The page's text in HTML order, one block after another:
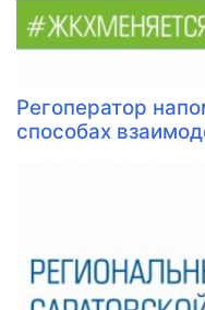
Регоператор
способах